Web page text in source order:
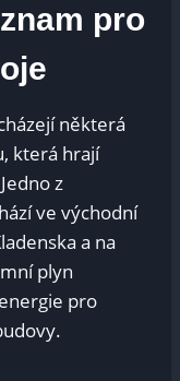
pro
některá
která hrají
z
ve východní
a na
plyn
pro